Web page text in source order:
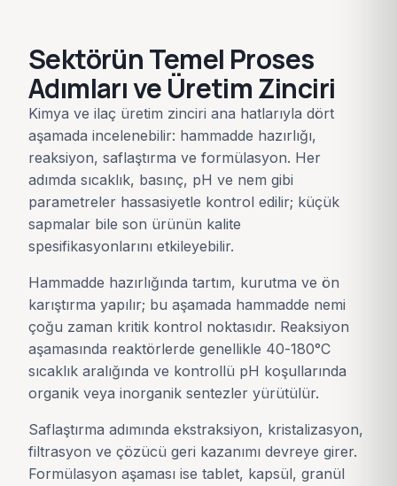
Sektörün Temel Proses
Adımları ve Üretim Zinciri
Kimya ve ilaç üretim zinciri ana hatlarıyla dört
aşamada incelenebilir: hammadde hazırlığı,
reaksiyon, saflaştırma ve formülasyon. Her
adımda sıcaklık, basınç, pH ve nem gibi
parametreler hassasiyetle kontrol edilir; küçük
sapmalar bile son ürünün kalite
spesifikasyonlarını etkileyebilir.
Hammadde hazırlığında tartım, kurutma ve ön
karıştırma yapılır; bu aşamada hammadde nemi
çoğu zaman kritik kontrol noktasıdır. Reaksiyon
aşamasında reaktörlerde genellikle 40-180°C
sıcaklık aralığında ve kontrollü pH koşullarında
organik veya inorganik sentezler yürütülür.
Saflaştırma adımında ekstraksiyon, kristalizasyon,
filtrasyon ve çözücü geri kazanımı devreye girer.
Formülasyon aşaması ise tablet, kapsül, granül